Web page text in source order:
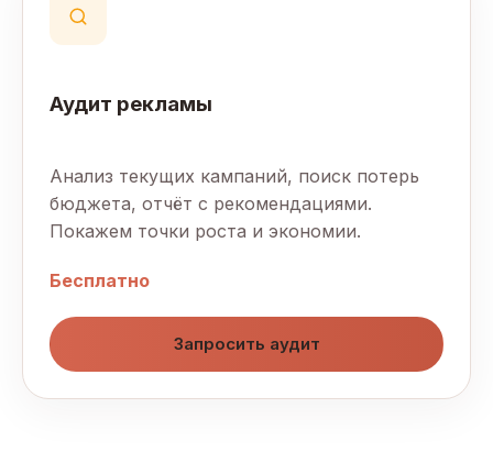
Аудит рекламы
Анализ текущих кампаний, поиск потерь
бюджета, отчёт с рекомендациями.
Покажем точки роста и экономии.
Бесплатно
Запросить аудит